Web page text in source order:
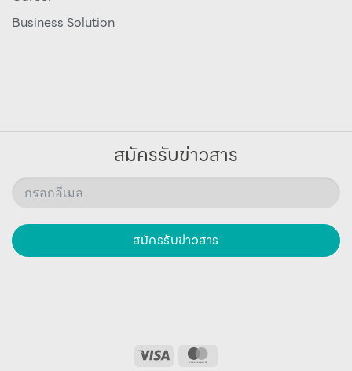
Business Solution
สมัครรับข่าวสาร
สมัครรับข่าวสาร